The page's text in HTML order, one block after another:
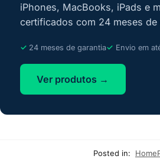
iPhones, MacBooks, iPads e
certificados com 24 meses de
24 meses de garantia Envio em
Ver produtos →
Posted in: